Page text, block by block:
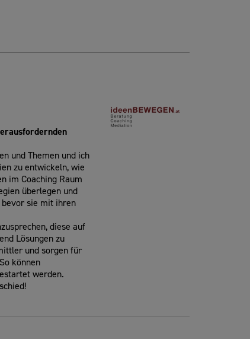
und Themen und ich
zu entwickeln, wie
im Coaching Raum
überlegen und
sie mit ihren
diese auf
Lösungen zu
und sorgen für
können
werden.